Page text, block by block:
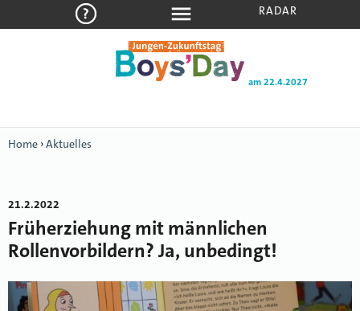
am 22.4.2027
RADAR
Home ›Aktuelles
21.2.2022
Früherziehung mit männlichen
Rollenvorbildern? Ja, unbedingt!